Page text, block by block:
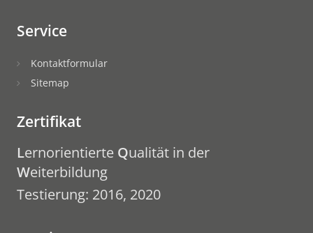
Service
Kontaktformular
Sitemap
Zertifikat
Lernorientierte Qualität in der
Weiterbildung
Testierung: 2016, 2020